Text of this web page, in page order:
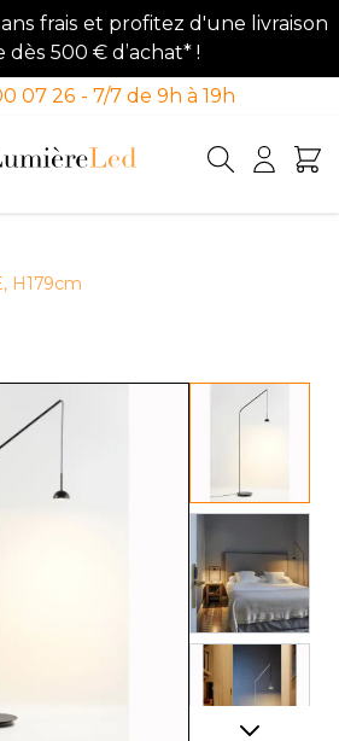
frais et profitez d'une livraison
500 € d’achat* !
07 26 - 7/7 de 9h à 19h
H179cm
View
View